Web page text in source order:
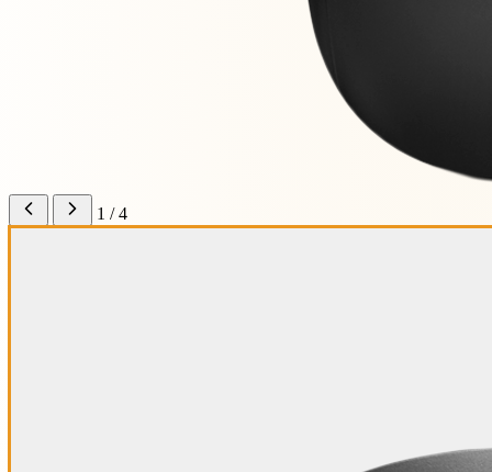
1 / 4